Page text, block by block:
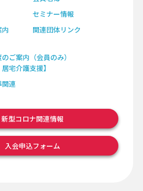
セミナー情報
関連団体リンク
ご案内（会員のみ）
宅介護支援】
連
新型コロナ関連情報
入会申込フォーム